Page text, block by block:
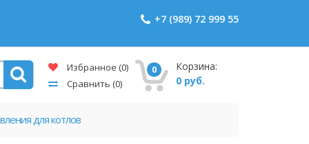
+7 (989) 72 999 55
Избранное (0)
Сравнить (0)
0
Корзина:
0 руб.
для котлов